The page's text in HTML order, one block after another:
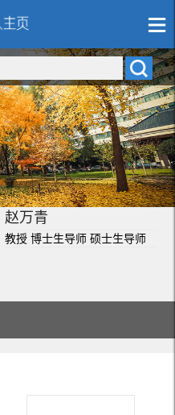
赵万青
教授 博士生导师 硕士生导师